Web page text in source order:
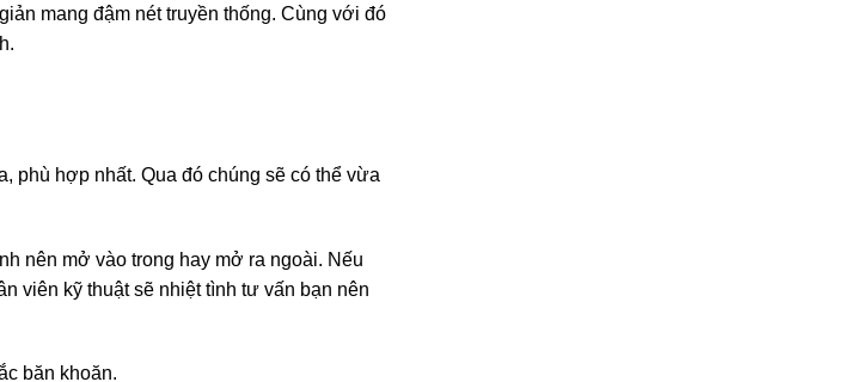
mang đậm nét truyền thống. Cùng với đó
phù hợp nhất. Qua đó chúng sẽ có thể vừa
nên mở vào trong hay mở ra ngoài. Nếu
viên kỹ thuật sẽ nhiệt tình tư vấn bạn nên
băn khoăn.